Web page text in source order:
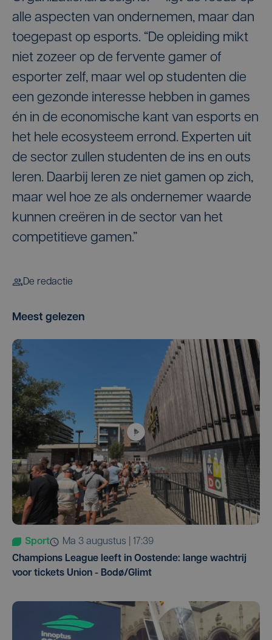
alle aspecten van ondernemen, maar dan
toegepast op esports. “De opleiding mikt
niet zozeer op de fervente gamer of
esporter zelf, maar wel op studenten die
een gezonde interesse hebben in games
én in de economische kant van esports en
het hele ecosysteem errond. Experten uit
de sector zullen studenten de ins en outs
leren. Daarbij leren ze niet gamen op zich,
maar wel hoe ze als ondernemer waarde
kunnen creëren in de sector van het
competitieve gamen.”
De redactie
Meest gelezen
Sport
ma 3 augustus | 17:39
Champions League leeft in Oostende: lange wachtrij
voor tickets Union - Bodø/Glimt